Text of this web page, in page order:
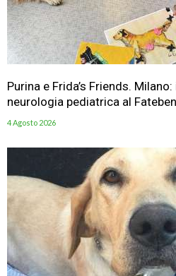
Purina e Frida’s Friends.
neurologia pediatrica al
4 Agosto 2026